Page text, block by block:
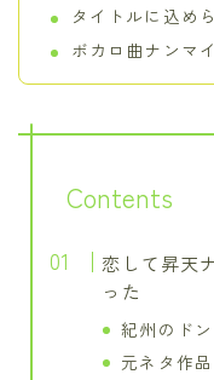
タイトルに込め
ボカロ曲ナンマ
Contents
恋して昇天
った
紀州のド
元ネタ作